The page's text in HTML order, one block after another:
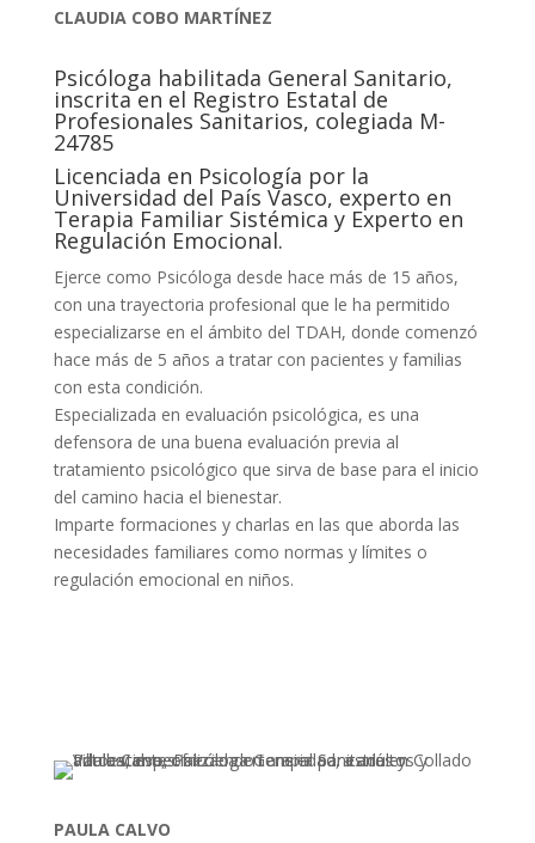
CLAUDIA COBO MARTÍNEZ
Psicóloga habilitada General Sanitario,
inscrita en el Registro Estatal de
Profesionales Sanitarios, colegiada M-
24785
Licenciada en Psicología por la
Universidad del País Vasco, experto en
Terapia Familiar Sistémica y Experto en
Regulación Emocional.
Ejerce como Psicóloga desde hace más de 15 años,
con una trayectoria profesional que le ha permitido
especializarse en el ámbito del TDAH, donde comenzó
hace más de 5 años a tratar con pacientes y familias
con esta condición.
Especializada en evaluación psicológica, es una
defensora de una buena evaluación previa al
tratamiento psicológico que sirva de base para el inicio
del camino hacia el bienestar.
Imparte formaciones y charlas en las que aborda las
necesidades familiares como normas y límites o
regulación emocional en niños.
PAULA CALVO